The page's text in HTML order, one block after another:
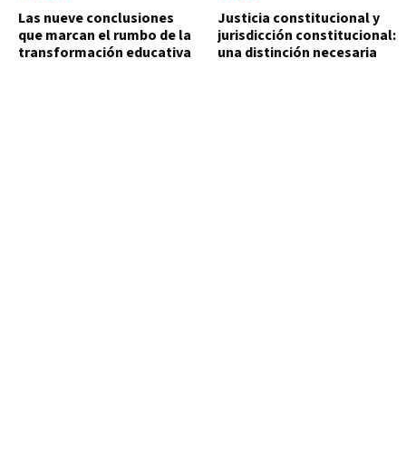
Las nueve conclusiones
que marcan el rumbo de la
transformación educativa
Justicia constitucional y
jurisdicción constitucional:
una distinción necesaria